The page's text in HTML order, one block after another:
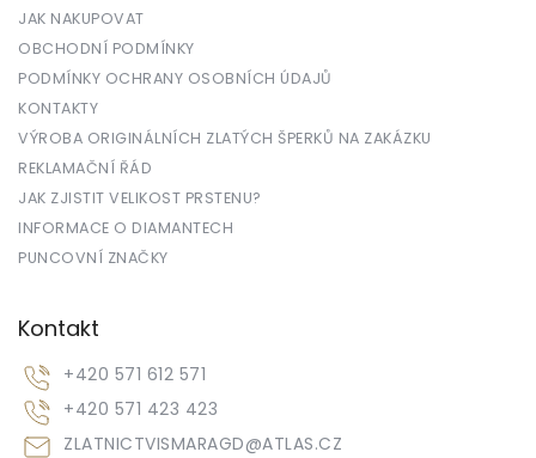
JAK NAKUPOVAT
OBCHODNÍ PODMÍNKY
PODMÍNKY OCHRANY OSOBNÍCH ÚDAJŮ
KONTAKTY
VÝROBA ORIGINÁLNÍCH ZLATÝCH ŠPERKŮ NA ZAKÁZKU
REKLAMAČNÍ ŘÁD
JAK ZJISTIT VELIKOST PRSTENU?
INFORMACE O DIAMANTECH
PUNCOVNÍ ZNAČKY
Kontakt
ZLATNICTVISMARAGD@ATLAS.CZ
+420 571 612 571
+420 571 423 423